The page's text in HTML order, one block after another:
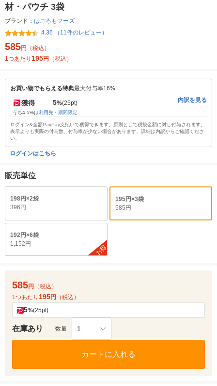
材・パウチ 3袋
ブランド： はごろもフーズ
4.36 （11件のレビュー）
585円
（税込）
1つあたり 195円 （税込）
お買い物でもらえる特典最大付与率16%
獲得 5%(25pt)
うち4.5%は利用先・期間限定
内訳を見る
ログイン&全額PayPay支払いで獲得できます。原則として税抜金額に対し付与されます。
表示よりも実際の付与数、付与率が少ない場合があります。詳細は内訳からご確認くださ
い。
ログインはこちら
販売単位
198円×2袋
396円
195円×3袋
585円
192円×6袋
1,152円
お得
585円
（税込）
1つあたり 195円 （税込）
5%(25pt)
在庫あり 数量 1
カートに入れる